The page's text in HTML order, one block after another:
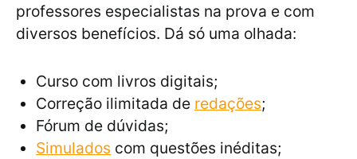
professores especialistas na prova e com
diversos benefícios. Dá só uma olhada:
Curso com livros digitais;
Correção ilimitada de redações;
Fórum de dúvidas;
Simulados com questões inéditas;